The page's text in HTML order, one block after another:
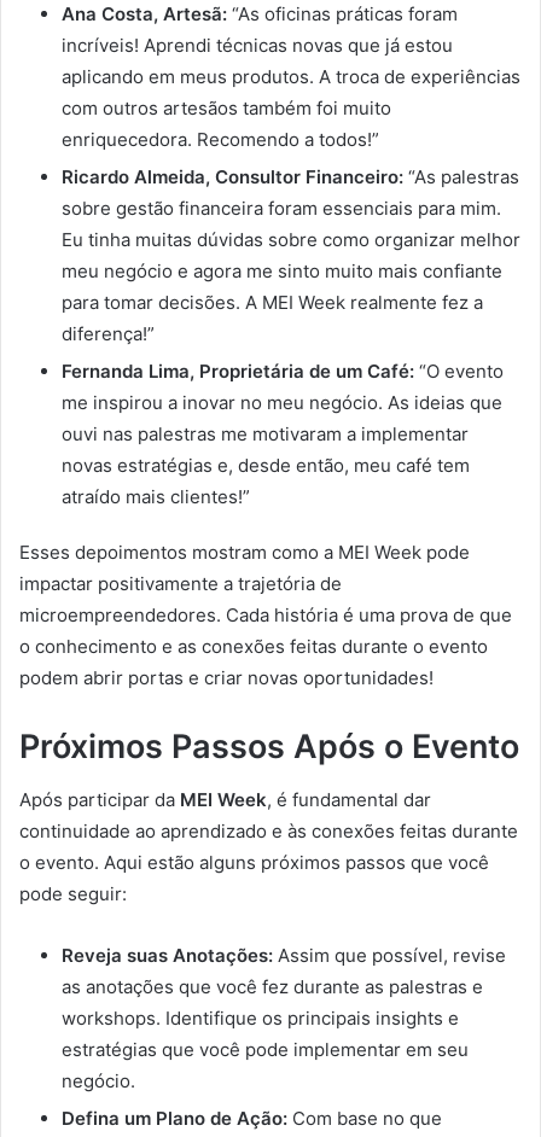
Ana Costa, Artesã: “As oficinas práticas foram
incríveis! Aprendi técnicas novas que já estou
aplicando em meus produtos. A troca de experiências
com outros artesãos também foi muito
enriquecedora. Recomendo a todos!”
Ricardo Almeida, Consultor Financeiro: “As palestras
sobre gestão financeira foram essenciais para mim.
Eu tinha muitas dúvidas sobre como organizar melhor
meu negócio e agora me sinto muito mais confiante
para tomar decisões. A MEI Week realmente fez a
diferença!”
Fernanda Lima, Proprietária de um Café: “O evento
me inspirou a inovar no meu negócio. As ideias que
ouvi nas palestras me motivaram a implementar
novas estratégias e, desde então, meu café tem
atraído mais clientes!”
Esses depoimentos mostram como a MEI Week pode
impactar positivamente a trajetória de
microempreendedores. Cada história é uma prova de que
o conhecimento e as conexões feitas durante o evento
podem abrir portas e criar novas oportunidades!
Próximos Passos Após o Evento
Após participar da MEI Week, é fundamental dar
continuidade ao aprendizado e às conexões feitas durante
o evento. Aqui estão alguns próximos passos que você
pode seguir:
Reveja suas Anotações: Assim que possível, revise
as anotações que você fez durante as palestras e
workshops. Identifique os principais insights e
estratégias que você pode implementar em seu
negócio.
Defina um Plano de Ação: Com base no que